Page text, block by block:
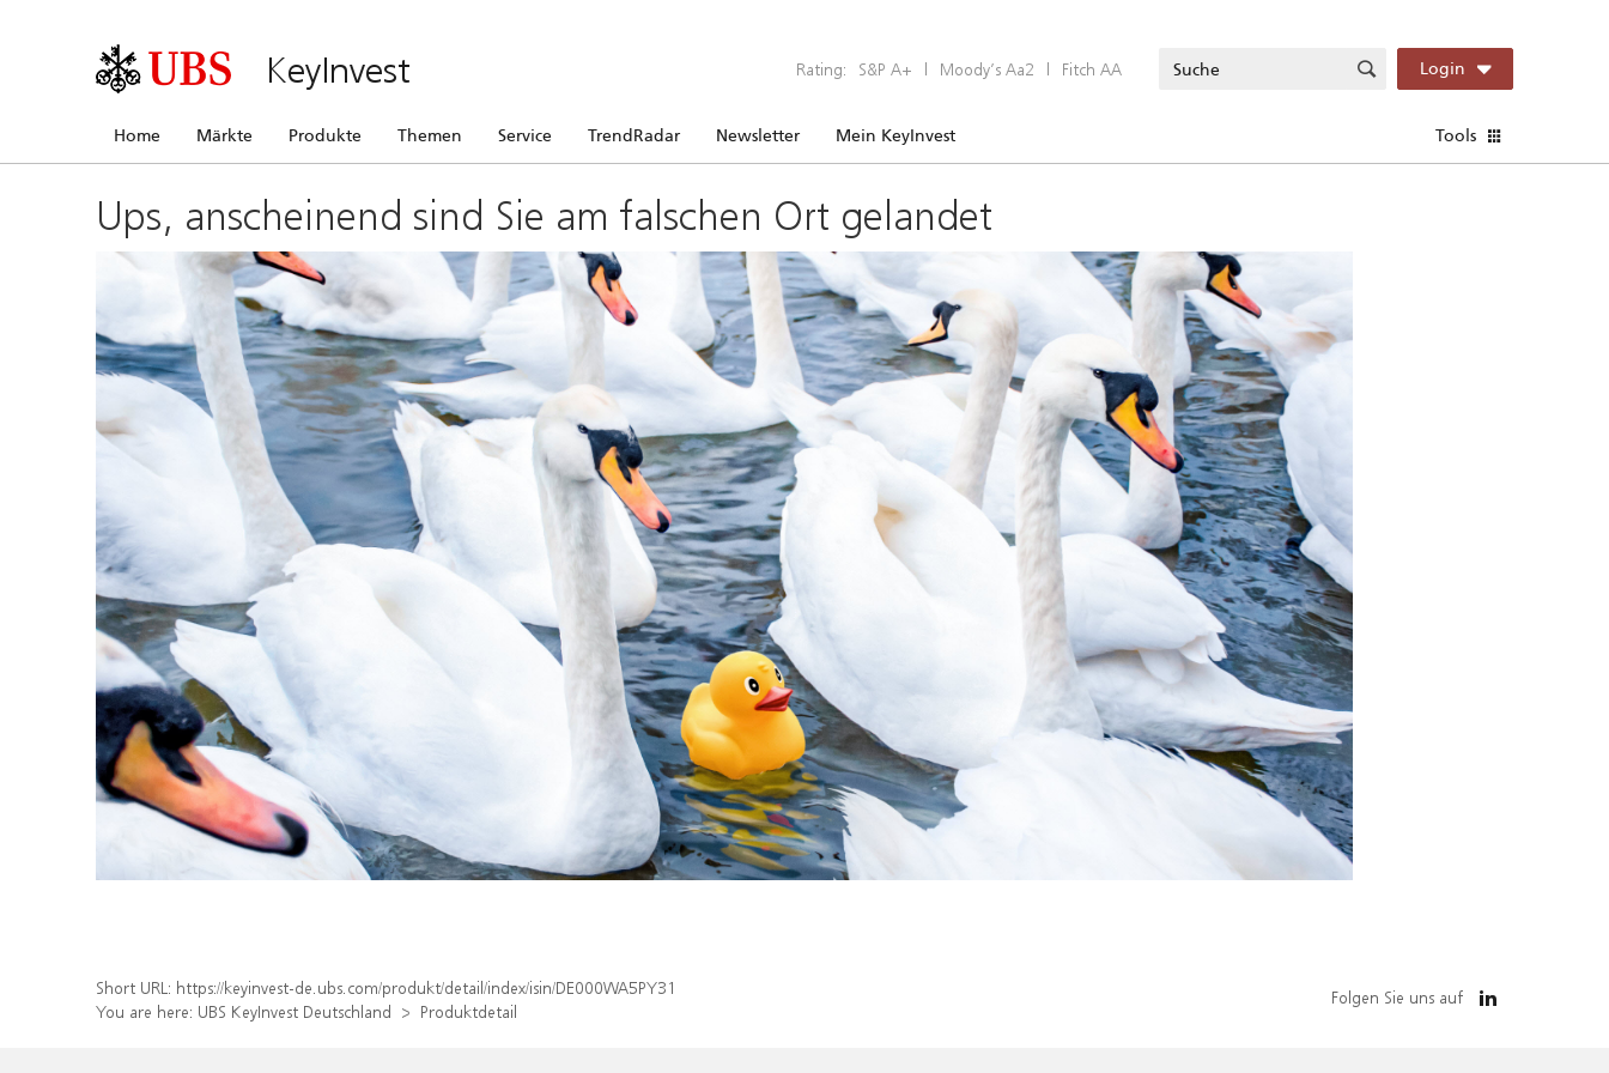
KeyInvest Rating: S&P A+ | Moody’s Aa2 | Fitch AA Login
Home Märkte Produkte Themen Service TrendRadar Newsletter Mein KeyInvest Tools
Ups, anscheinend sind Sie am falschen Ort gelandet
Short URL: https://keyinvest-de.ubs.com/produkt/detail/index/isin/DE000WA5PY31
You are here: UBS KeyInvest Deutschland Produktdetail
Folgen Sie uns auf